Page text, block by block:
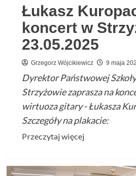
Łukasz
koncert w
23.05.2025
Grzegorz Wójcikiewicz 9 maja
Dyrektor Państwowej
Strzyżowie zaprasza na
wirtuoza gitary - Łukasza
Szczegóły na plakacie:
Przeczytaj więcejPrzeczytaj
Łukasz